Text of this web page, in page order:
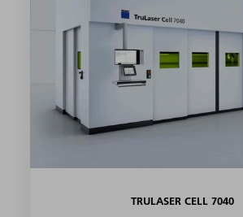
TRULASER CELL 7040